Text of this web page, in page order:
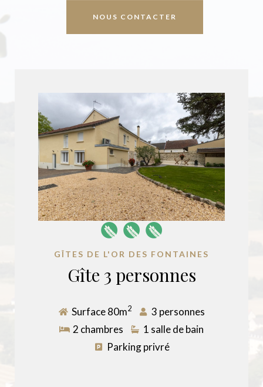
NOUS CONTACTER
GÎTES DE L'OR DES FONTAINES
Gîte 3 personnes
Surface 80m2
3 personnes
2 chambres
1 salle de bain
Parking privré